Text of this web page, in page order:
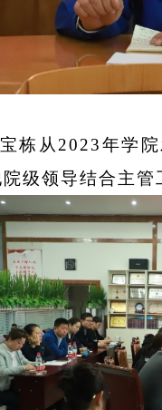
栋从 2023年学
级领导结合主管